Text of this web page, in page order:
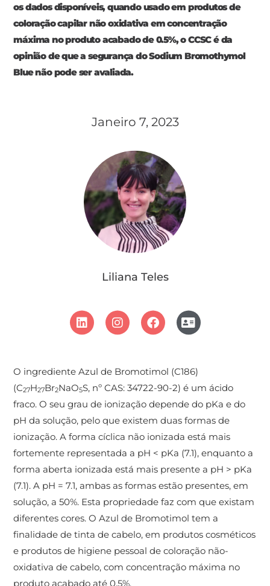
os dados disponíveis, quando usado em produtos de
coloração capilar não oxidativa em concentração
máxima no produto acabado de 0.5%, o CCSC é da
opinião de que a segurança do Sodium Bromothymol
Blue não pode ser avaliada.
Janeiro 7, 2023
Liliana Teles
O ingrediente Azul de Bromotimol (C186)
(C27H27Br2NaO5S, nº CAS: 34722-90-2) é um ácido
fraco. O seu grau de ionização depende do pKa e do
pH da solução, pelo que existem duas formas de
ionização. A forma cíclica não ionizada está mais
fortemente representada a pH < pKa (7.1), enquanto a
forma aberta ionizada está mais presente a pH > pKa
(7.1). A pH = 7.1, ambas as formas estão presentes, em
solução, a 50%. Esta propriedade faz com que existam
diferentes cores. O Azul de Bromotimol tem a
finalidade de tinta de cabelo, em produtos cosméticos
e produtos de higiene pessoal de coloração não-
oxidativa de cabelo, com concentração máxima no
produto acabado até 0.5%.